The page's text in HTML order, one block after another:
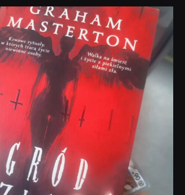
dobryhorror
Sie 23